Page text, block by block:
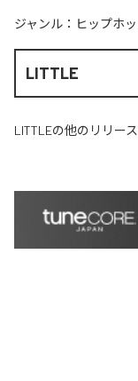
ジャンル： ヒップホ
LITTLE
LITTLEの他のリリース